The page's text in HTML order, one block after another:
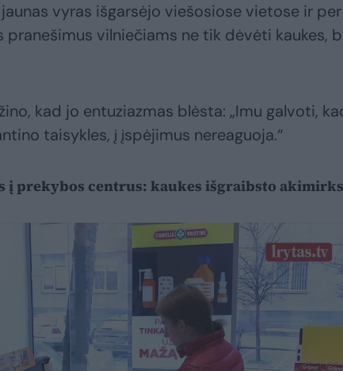
vyras išgarsėjo viešosiose vietose ir per
pranešimus vilniečiams ne tik dėvėti kaukes,
kad jo entuziazmas blėsta: „Imu galvoti,
taisykles, į įspėjimus nereaguoja.“
į prekybos centrus: kaukes išgraibsto